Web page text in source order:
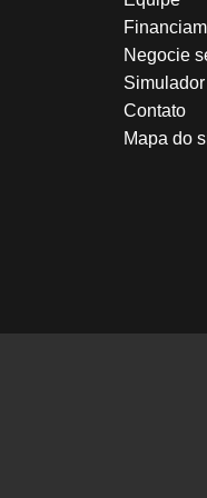
Negocie
Contato
Mapa do